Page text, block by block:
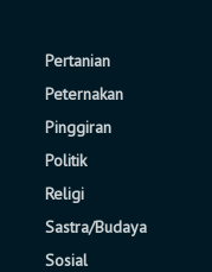
Pertanian
Peternakan
Pinggiran
Politik
Religi
Sastra/Budaya
Sosial